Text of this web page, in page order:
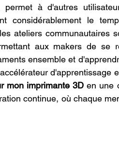
à d'autres
considérablement le
ateliers communautaires
aux makers de se
ensemble et
d'apprentissage
mon imprimante 3D en une
continue, où chaque